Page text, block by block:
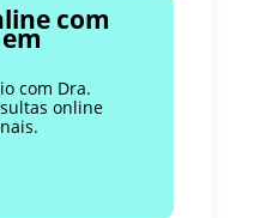
com
com Dra.
online